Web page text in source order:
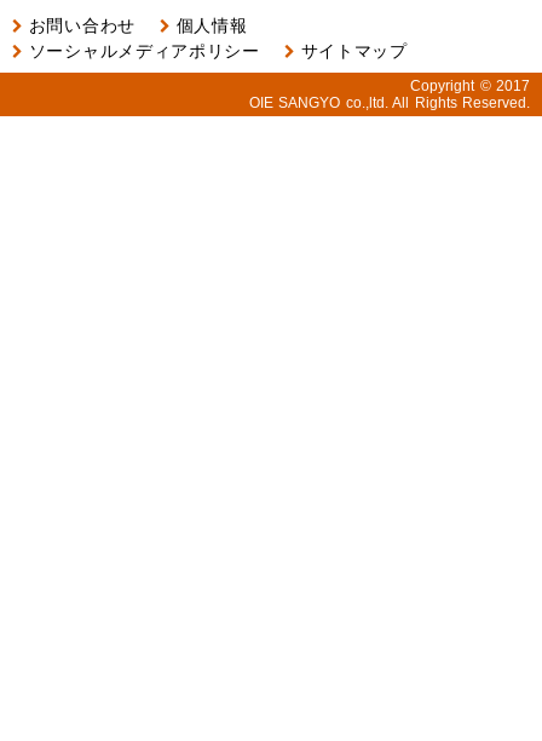
お問い合わせ
個人情報
ソーシャルメディアポリシー
サイトマップ
Copyright © 2017
OIE SANGYO co.,ltd. All Rights Reserved.